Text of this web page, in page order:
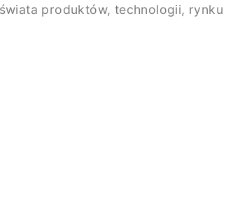
produktów, technologii, rynku